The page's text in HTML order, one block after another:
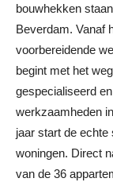
bouwhekken
Beverdam. Vanaf
voorbereidende
begint met het
gespecialiseerd
werkzaamheden
jaar start de echte
woningen. Direct
van de 36